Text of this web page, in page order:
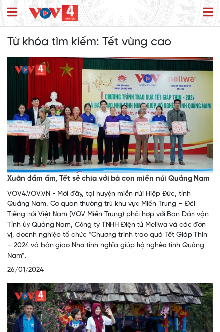
Từ khóa tìm kiếm: Tết vùng cao
Xuân đầm ấm, Tết sẻ chia với bà con miền núi Quảng Nam
VOV4.VOV.VN - Mới đây, tại huyện miền núi Hiệp Đức, tỉnh
Quảng Nam, Cơ quan thường trú khu vực Miền Trung – Đài
Tiếng nói Việt Nam (VOV Miền Trung) phối hợp với Ban Dân vận
Tỉnh ủy Quảng Nam, Công ty TNHH Điện tử Meliwa và các đơn
vị, doanh nghiệp tổ chức “Chương trình trao quà Tết Giáp Thìn
– 2024 và bàn giao Nhà tình nghĩa giúp hộ nghèo tỉnh Quảng
Nam”.
26/01/2024